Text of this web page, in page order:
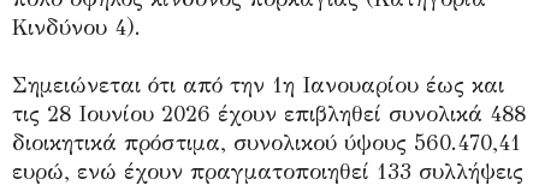
Κινδύνου 4).
Σημειώνεται ότι από την 1η Ιανουαρίου έως και
τις 28 Ιουνίου 2026 έχουν επιβληθεί συνολικά 488
διοικητικά πρόστιμα, συνολικού ύψους 560.470,41
ευρώ, ενώ έχουν πραγματοποιηθεί 133 συλλήψεις